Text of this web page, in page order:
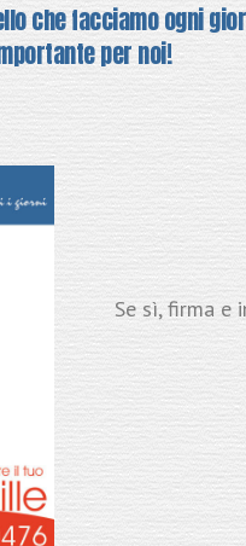
che facciamo ogni
per noi!
Se sì, firma e